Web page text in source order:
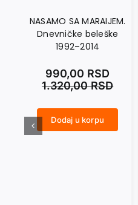
NASAMO SA MARAIJEM.
Dnevničke beleške
1992–2014
1.320,00RSD
990,00 RSD
Dodaj u korpu